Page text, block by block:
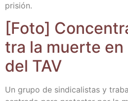
prisión.
[Foto]
tra la muer­te en
del TAV
Un gru­po de sin­di­ca­lis­tas y